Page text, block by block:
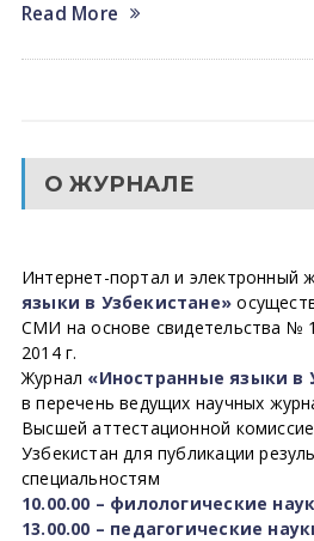
Read More
О ЖУРНАЛЕ
Интернет-портал и электронный
языки в Узбекистане»
СМИ на основе свидетельства №
2014 г.
Журнал «Иностранные языки в
в перечень ведущих научных
Высшей аттестационной
Узбекистан для публикации
специальностям
10.00.00 – филологические
13.00.00 – педагогические